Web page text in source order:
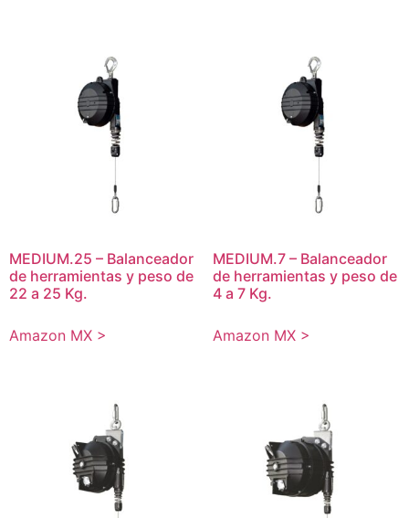
MEDIUM.25 – Balanceador
de herramientas y peso de
22 a 25 Kg.
Amazon MX >
MEDIUM.7 – Balanceador
de herramientas y peso de
4 a 7 Kg.
Amazon MX >